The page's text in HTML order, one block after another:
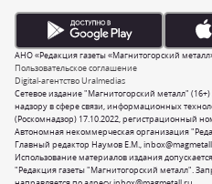
Сетевое издание "Магнитогорский металл"
надзору в сфере связи, информационных
(Роскомнадзор) 17.10.2022, регистрационный
Автономная некоммерческая организация
Главный редактор Наумов Е.М.,
Использование материалов издания
"Редакция газеты "Магнитогорский металл".
Пользовательское соглашение
Digital-агентство Uralmedias
АНО «Редакция газеты «Магнитогорский